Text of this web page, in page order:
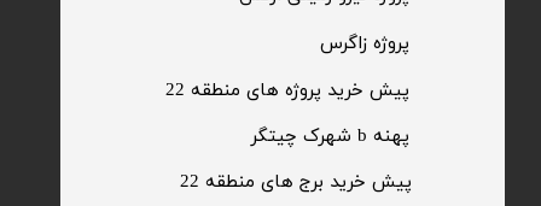
پیش خرید برج های منطقه 22
پهنه b شهرک چیتگر
پیش خرید پروژه های منطقه 22
​پروژه زاگرس